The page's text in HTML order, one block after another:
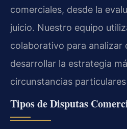
comerciales, desde la
juicio. Nuestro equipo
colaborativo para analizar
desarrollar la estrategia
circunstancias
Tipos de Disputas